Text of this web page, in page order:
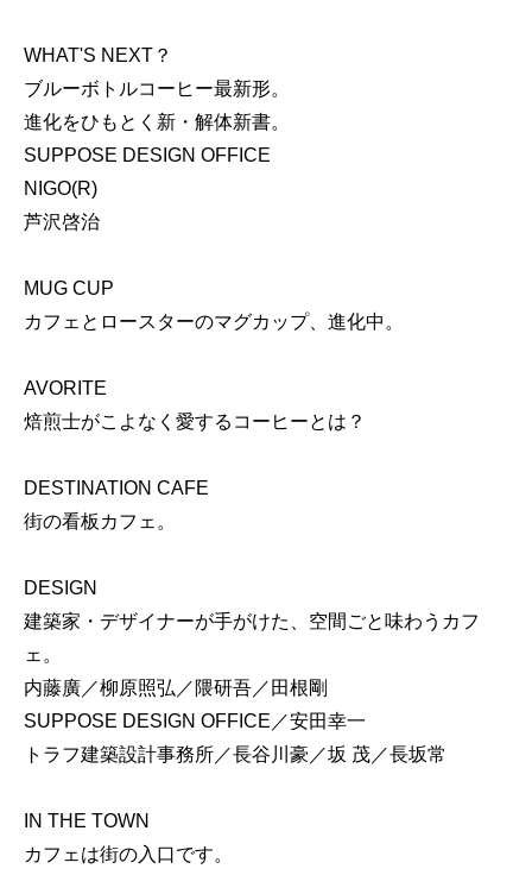
WHAT'S NEXT？
ブルーボトルコーヒー最新形。
進化をひもとく新・解体新書。
SUPPOSE DESIGN OFFICE
NIGO(R)
芦沢啓治
MUG CUP
カフェとロースターのマグカップ、進化中。
AVORITE
焙煎士がこよなく愛するコーヒーとは？
DESTINATION CAFE
街の看板カフェ。
DESIGN
建築家・デザイナーが手がけた、空間ごと味わうカフ
ェ。
内藤廣／柳原照弘／隈研吾／田根剛
SUPPOSE DESIGN OFFICE／安田幸一
トラフ建築設計事務所／長谷川豪／坂 茂／長坂常
IN THE TOWN
カフェは街の入口です。